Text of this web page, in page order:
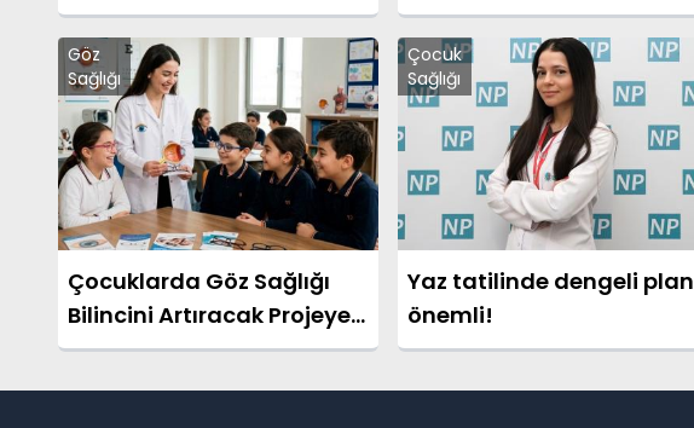
uyarısı
Göz
Sağlığı
Çocuklarda Göz Sağlığı
Bilincini Artıracak Projeye
TÜBİTAK Desteği
Çocuk
Sağlığı
Yaz tatilinde dengeli plan
önemli!